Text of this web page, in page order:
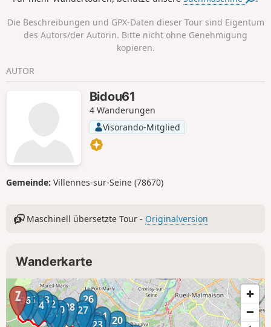
Bougival zu gelangen.
Die Beschreibungen und GPX-Daten dieser Tour sind Eigentum
des Autors/der Autorin. Bitte nicht ohne Genehmigung
kopieren.
AUTOR
Bidou61
4 Wanderungen
Visorando-Mitglied
Gemeinde: Villennes-sur-Seine (78670)
Maschinell übersetzte Tour - Originalversion
Wanderkarte
20
21
22
24
25
26
27
28
29
30
31
32
33
34
35
36